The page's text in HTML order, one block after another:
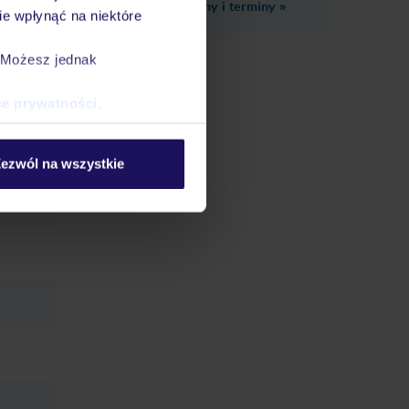
wpłynąć na niektóre
jednak
prywatności
na wszystkie
Zobacz inne ceny i terminy »